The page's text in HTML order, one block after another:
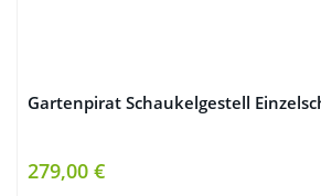
Gartenpirat Schaukelgestell
279,00 €